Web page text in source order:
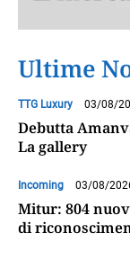
Ultime
TTG Luxury 03/08/
Debutta
La gallery
Incoming 03/08/
Mitur: 804
di